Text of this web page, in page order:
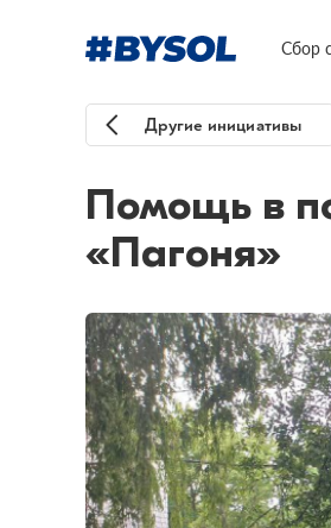
Сбор
Другие инициативы
Помощь в
«Пагоня»